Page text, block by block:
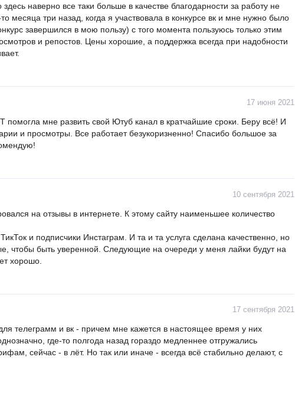
наверно все таки больше в качестве благодарности за работу не
месяца три назад, когда я участвовала в конкурсе вк и мне нужно было
завершился в мою пользу) с того момента пользуюсь только этим
и репостов. Цены хорошие, а поддержка всегда при надобности
17 июня 2021
помогла мне развить свой Ютуб канал в кратчайшие сроки. Беру всё! И
и просмотры. Все работает безукоризненно! Спасибо большое за
10 сентября 2021
на отзывы в интернете. К этому сайту наименьшее количество
и подписчики Инстаграм. И та и та услуга сделана качественно, но
чтобы быть уверенной. Следующие на очереди у меня лайки будут на
хорошо.
17 сентября 2021
телеграмм и вк - причем мне кажется в настоящее время у них
где-то полгода назад гораздо медленнее отгружались
сейчас - в лёт. Но так или иначе - всегда всё стабильно делают, с